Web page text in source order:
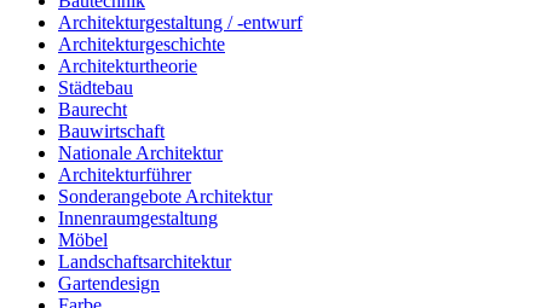
Architekturgestaltung / -entwurf
Architekturgeschichte
Architekturtheorie
Städtebau
Baurecht
Bauwirtschaft
Nationale Architektur
Architekturführer
Sonderangebote Architektur
Innenraumgestaltung
Möbel
Landschaftsarchitektur
Gartendesign